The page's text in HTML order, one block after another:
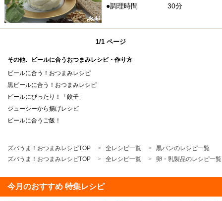
●調理時間
30分
1/1 ページ
その他、ビールに合うおつまみレシピ・作り方
ビールに合う！おつまみレシピ
黒ビールに合う！おつまみレシピ
ビールにぴったり！「餃子」
ジューシーから揚げレシピ
ビールに合うご飯！
ズバうま！おつまみレシピTOP 全レシピ一覧
黒パンのレシピ一覧
ズバうま！おつまみレシピTOP
全レシピ一覧 卵・乳製品のレシピ一覧
今月のおすすめ 特集レシピ